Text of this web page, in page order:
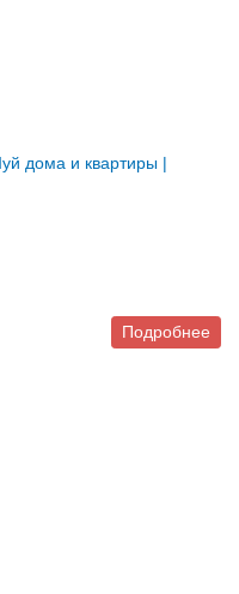
дома и квартиры |
Подробнее